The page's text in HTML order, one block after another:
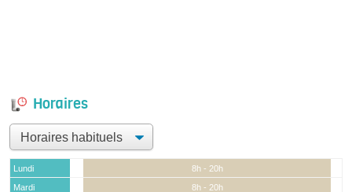
Horaires
Lundi
8h - 20h
Mardi
8h - 20h